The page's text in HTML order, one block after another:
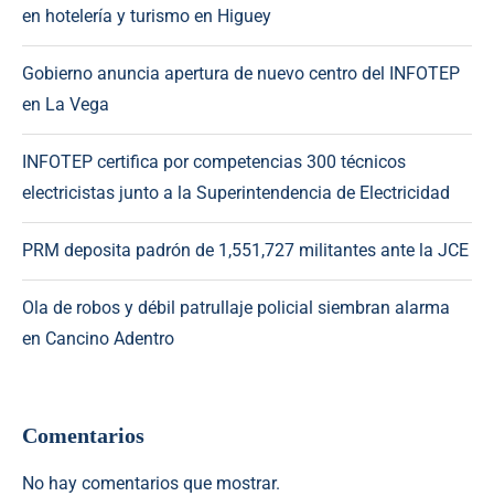
en hotelería y turismo en Higuey
Gobierno anuncia apertura de nuevo centro del INFOTEP
en La Vega
INFOTEP certifica por competencias 300 técnicos
electricistas junto a la Superintendencia de Electricidad
PRM deposita padrón de 1,551,727 militantes ante la JCE
Ola de robos y débil patrullaje policial siembran alarma
en Cancino Adentro
Comentarios
No hay comentarios que mostrar.